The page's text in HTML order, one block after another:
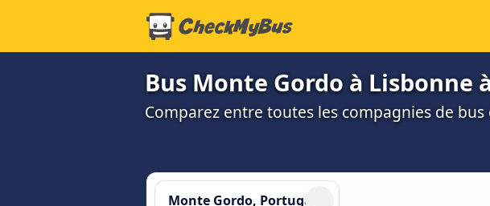
Bus Monte Gordo à Lisbonne
Comparez entre toutes les compagnies de